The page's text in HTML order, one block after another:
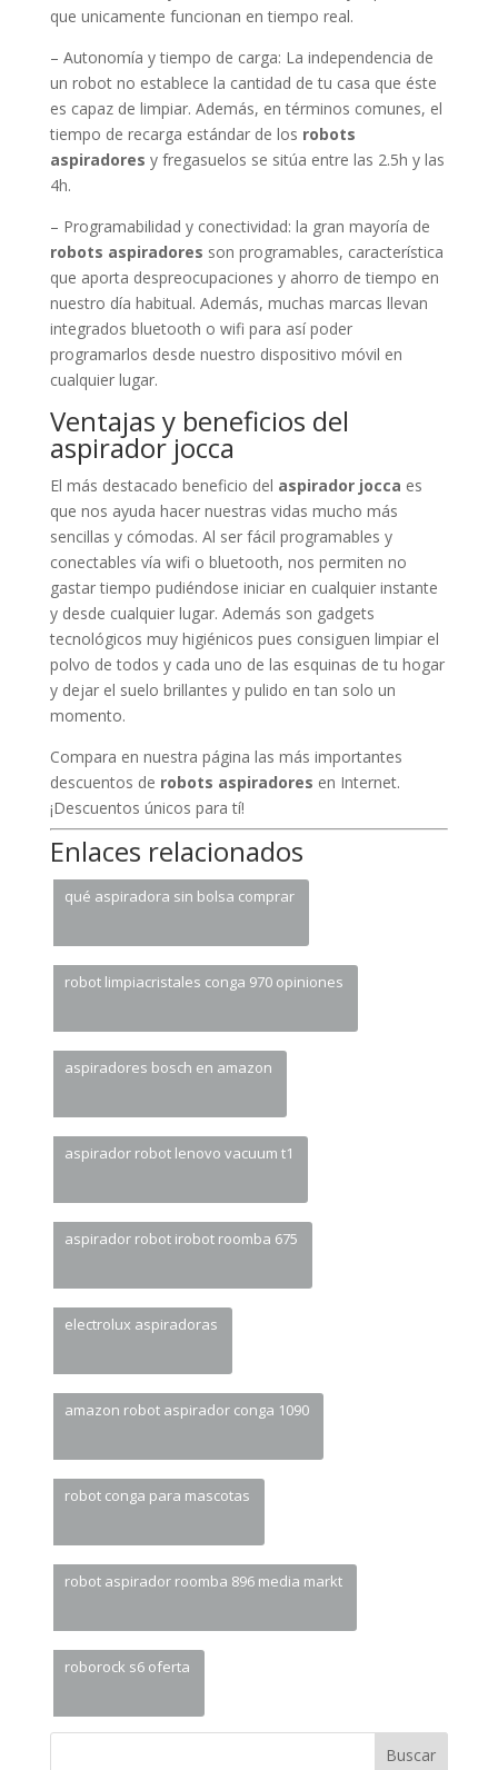
que unicamente funcionan en tiempo real.
– Autonomía y tiempo de carga: La independencia de
un robot no establece la cantidad de tu casa que éste
es capaz de limpiar. Además, en términos comunes, el
tiempo de recarga estándar de los robots
aspiradores y fregasuelos se sitúa entre las 2.5h y las
4h.
– Programabilidad y conectividad: la gran mayoría de
robots aspiradores son programables, característica
que aporta despreocupaciones y ahorro de tiempo en
nuestro día habitual. Además, muchas marcas llevan
integrados bluetooth o wifi para así poder
programarlos desde nuestro dispositivo móvil en
cualquier lugar.
Ventajas y beneficios del
aspirador jocca
El más destacado beneficio del aspirador jocca es
que nos ayuda hacer nuestras vidas mucho más
sencillas y cómodas. Al ser fácil programables y
conectables vía wifi o bluetooth, nos permiten no
gastar tiempo pudiéndose iniciar en cualquier instante
y desde cualquier lugar. Además son gadgets
tecnológicos muy higiénicos pues consiguen limpiar el
polvo de todos y cada uno de las esquinas de tu hogar
y dejar el suelo brillantes y pulido en tan solo un
momento.
Compara en nuestra página las más importantes
descuentos de robots aspiradores en Internet.
¡Descuentos únicos para tí!
Enlaces relacionados
qué aspiradora sin bolsa comprar
robot limpiacristales conga 970 opiniones
aspiradores bosch en amazon
aspirador robot lenovo vacuum t1
aspirador robot irobot roomba 675
electrolux aspiradoras
amazon robot aspirador conga 1090
robot conga para mascotas
robot aspirador roomba 896 media markt
roborock s6 oferta
Buscar